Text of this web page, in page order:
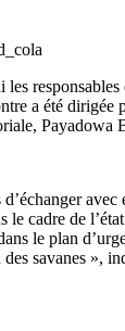
les
a été dirigée
Payadowa
avec
le cadre de
le plan
savanes »,